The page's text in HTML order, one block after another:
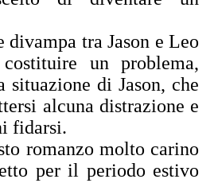
divampa tra Jason e Leo
un problema,
situazione di Jason, che
alcuna distrazione e
fidarsi.
romanzo molto carino
per il periodo estivo